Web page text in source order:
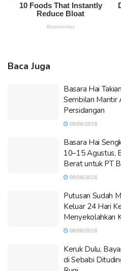
Baca Juga
Basara Hai
Sembilan Mantir
Persidangan
08/08/2026
Basara Hai
10–15 Agustus,
Berat untuk PT
08/08/2026
Putusan Sudah
Keluar 24 Hari
Menyekolahkan
08/08/2026
Keruk Dulu,
di Sebabi